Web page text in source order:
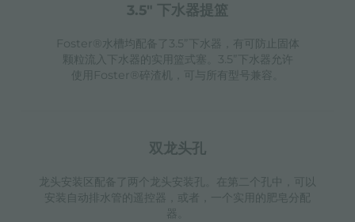
3.5" 下水器提篮
Foster®水槽均配备了3.5”下水器，有可防止固体
颗粒流入下水器的实用篮式塞。3.5”下水器允许
使用Foster®碎渣机，可与所有型号兼容。
双龙头孔
龙头安装区配备了两个龙头安装孔。在第二个孔中，可以
安装自动排水管的遥控器，或者，一个实用的肥皂分配
器。